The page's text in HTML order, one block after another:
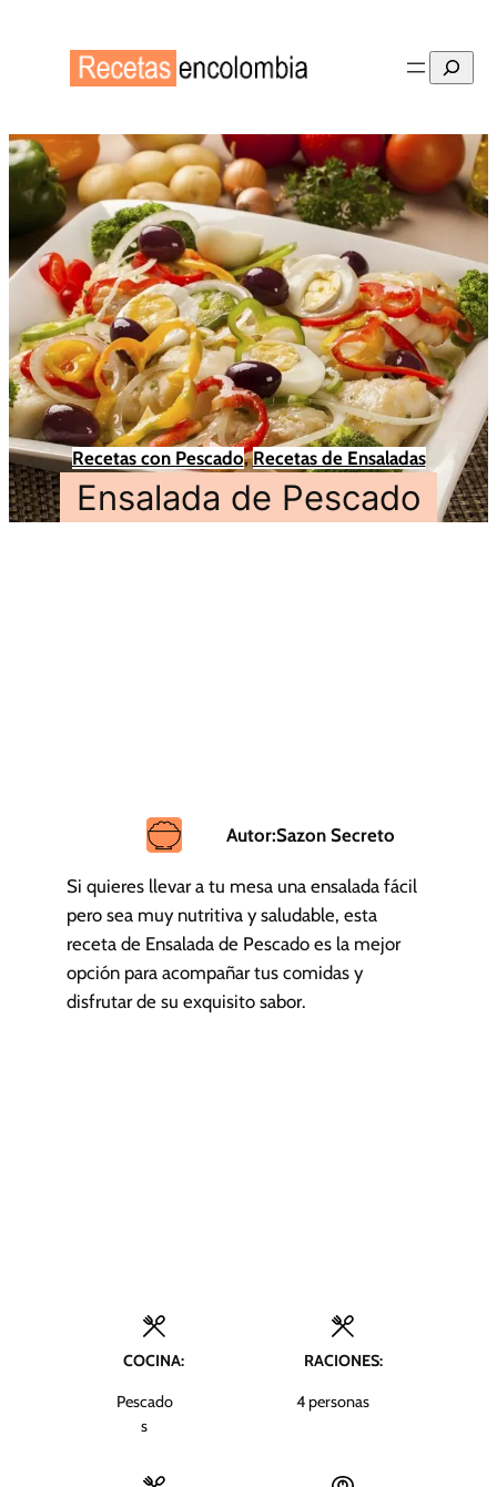
Buscar
Recetas con Pescado, Recetas de Ensaladas
Ensalada de Pescado
Autor:Sazon Secreto
Si quieres llevar a tu mesa una ensalada fácil
pero sea muy nutritiva y saludable, esta
receta de Ensalada de Pescado es la mejor
opción para acompañar tus comidas y
disfrutar de su exquisito sabor.
COCINA:
Pescado
s
RACIONES:
4personas